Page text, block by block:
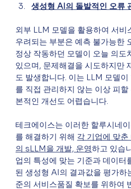
생성형 AI의 돌발적인 오류
외부 LLM 모델을 활용하여 서비
우려되는 부분은 예측 불가능한
정상 작동하던 모델이 오늘 의도
있으며, 문제해결을 시도하지만
도 발생합니다. 이는 LLM 모델
를 직접 관리하지 않는 이상 피
본적인 개선도 어렵습니다.
테크에이스는 이러한 할루시네
를 해결하기 위해 각 기업에 맞
의 sLLM을 개발, 운영하고 있습
업의 특성에 맞는 기준과 데이터
된 생성형 AI의 결과값을 평가하
준의 서비스품질 확보를 위하여